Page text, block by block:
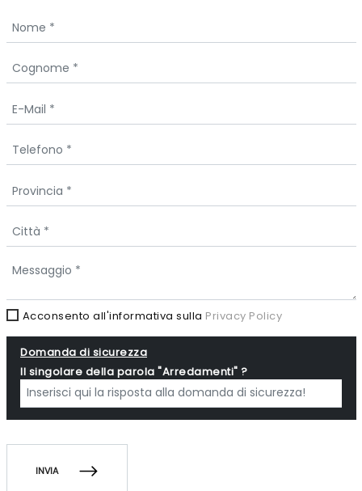
Acconsento all'informativa sulla Privacy Policy
Domanda di sicurezza
Il singolare della parola "Arredamenti" ?
INVIA